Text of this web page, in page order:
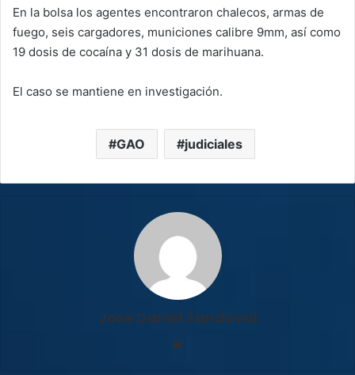
En la bolsa los agentes encontraron chalecos, armas de
fuego, seis cargadores, municiones calibre 9mm, así como
19 dosis de cocaína y 31 dosis de marihuana.
El caso se mantiene en investigación.
GAO judiciales
Jose Daniel Sandoval